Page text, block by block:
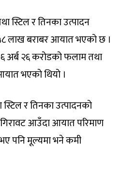
स्टिल र तिनका उत्पादन
लाख बराबर आयात भएको छ ।
अर्ब २६ करोडको फलाम तथा
भएको थियो ।
र तिनका उत्पादनको
गिरावट आउँदा आयात परिमाण
पनि मूल्यमा भने कमी